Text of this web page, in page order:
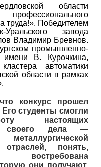
области
труда!». Победителем
завода
Владимир Бревнов.
промышленно-
имени В. Курочкина,
автоматики
области в рамках
конкурс прошел
Его студенты смогли
настоящих
своего дела —
понять,
они получают.